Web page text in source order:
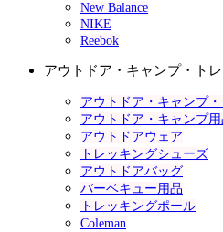
New Balance
NIKE
Reebok
アウトドア・キャンプ・ト
アウトドア・キャンプ
アウトドア・キャンプ用
アウトドアウェア
トレッキングシューズ
アウトドアバッグ
バーベキュー用品
トレッキングポール
Coleman